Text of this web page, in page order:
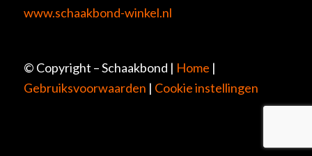
www.schaakbond-winkel.nl
© Copyright – Schaakbond | Home |
Gebruiksvoorwaarden | Cookie instellingen